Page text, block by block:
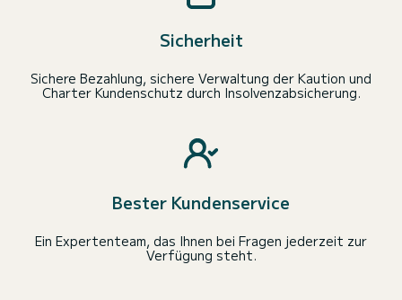
Sicherheit
Sichere Bezahlung, sichere Verwaltung der Kaution und
Charter Kundenschutz durch Insolvenzabsicherung.
Bester Kundenservice
Ein Expertenteam, das Ihnen bei Fragen jederzeit zur
Verfügung steht.